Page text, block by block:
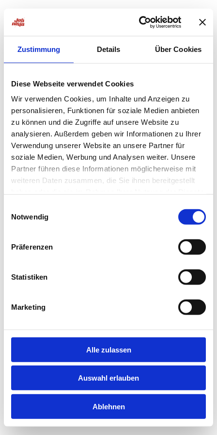
Zustimmung Details Über Cookies
Diese Webseite verwendet Cookies
Wir verwenden Cookies, um Inhalte und Anzeigen zu
personalisieren, Funktionen für soziale Medien anbieten
zu können und die Zugriffe auf unsere Website zu
analysieren. Außerdem geben wir Informationen zu Ihrer
Verwendung unserer Website an unsere Partner für
soziale Medien, Werbung und Analysen weiter. Unsere
Partner führen diese Informationen möglicherweise mit
weiteren Daten zusammen, die Sie ihnen bereitgestellt
Notwendig
Präferenzen
Statistiken
Marketing
Alle zulassen
Auswahl erlauben
Ablehnen
loadingjobninja.com
for more